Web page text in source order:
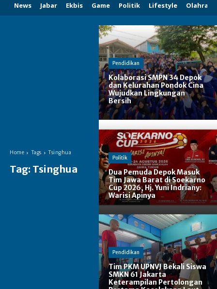
News Jabar Ekbis Game Politik Lifestyle Olahraga
Home Tags Tsinghua
Tag: Tsinghua
Pendidikan
Kolaborasi SMPN 34 Depok
dan Kelurahan Pondok Cina
Wujudkan Lingkungan
Bersih
Politik
Dua Pemuda Depok Masuk
Tim Jawa Barat di Soekarno
Cup 2026, Hj. Yuni Indriany:
Warisi Apinya
Pendidikan
Tim PKM UPNVJ Bekali Siswa
SMKN 61 Jakarta
Keterampilan Pertolongan